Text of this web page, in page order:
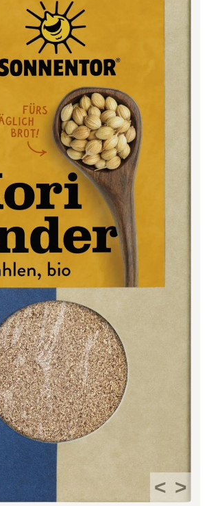
Detail
Bischof
Wolf e.U. Detail
Detail
Detail
Detail
Detail
< >